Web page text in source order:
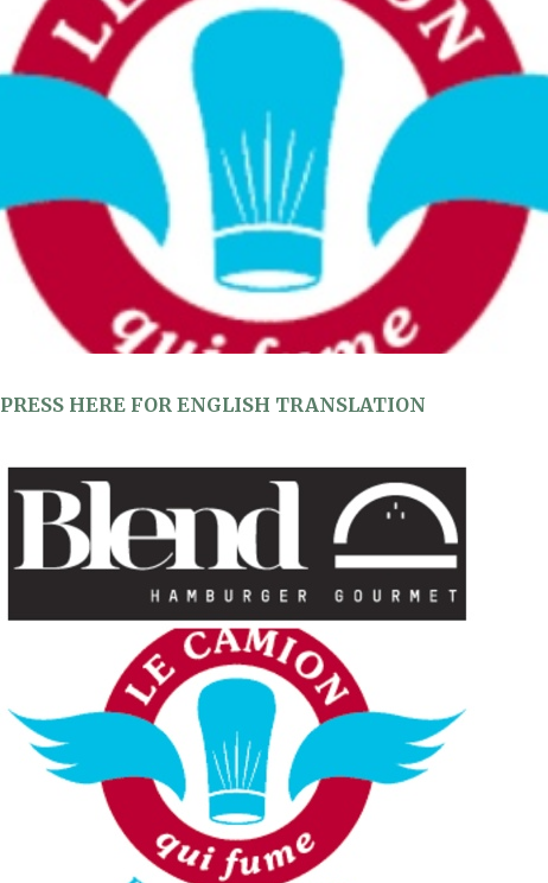
PRESS HERE FOR ENGLISH TRANSLATION